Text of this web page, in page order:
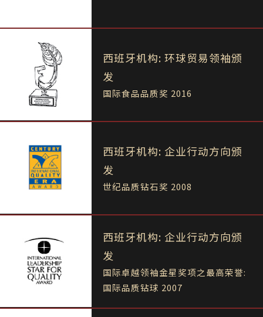
西班牙机构: 环球贸易领袖颁
发
国际食品品质奖 2016
西班牙机构: 企业行动方向颁
发
世纪品质钻石奖 2008
西班牙机构: 企业行动方向颁
发
国际卓越领袖金星奖项之最高荣誉:
国际品质钻球 2007